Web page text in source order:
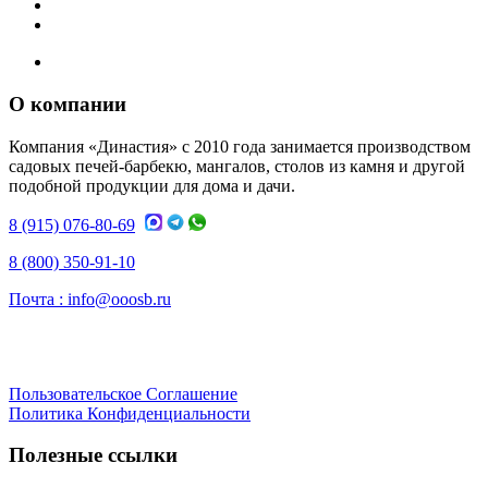
О компании
Компания «Династия» с 2010 года занимается производством
садовых печей-барбекю, мангалов, столов из камня и другой
подобной продукции для дома и дачи.
8 (915) 076-80-69
8 (800) 350-91-10
Почта : info@ooosb.ru
Пользовательское Соглашение
Политика Конфиденциальности
Полезные ссылки